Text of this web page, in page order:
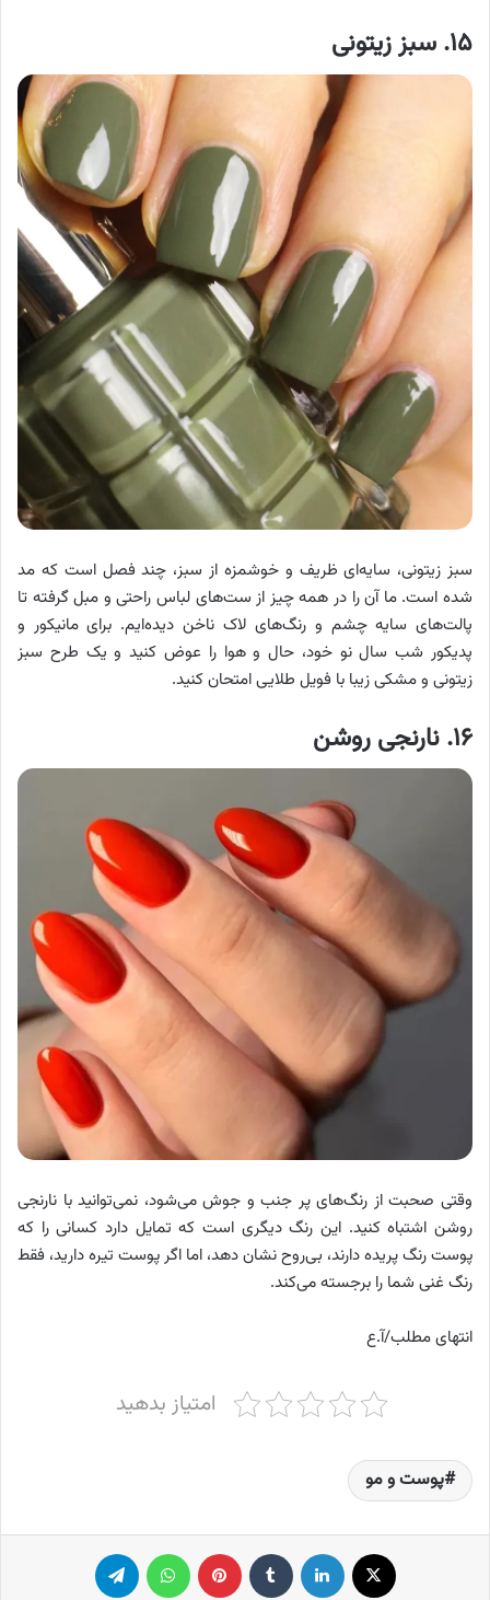
۱۵. سبز زیتونی
سبز زیتونی، سایه‌ای ظریف و خوشمزه از سبز، چند فصل است که مد
شده است. ما آن را در همه چیز از ست‌های لباس راحتی و مبل گرفته تا
پالت‌های سایه چشم و رنگ‌های لاک ناخن دیده‌ایم. برای مانیکور و
پدیکور شب سال نو خود، حال و هوا را عوض کنید و یک طرح سبز
زیتونی و مشکی زیبا با فویل طلایی امتحان کنید.
۱۶. نارنجی روشن
وقتی صحبت از رنگ‌های پر جنب و جوش می‌شود، نمی‌توانید با نارنجی
روشن اشتباه کنید. این رنگ دیگری است که تمایل دارد کسانی را که
پوست رنگ پریده دارند، بی‌روح نشان دهد، اما اگر پوست تیره دارید، فقط
رنگ غنی شما را برجسته می‌کند.
انتهای مطلب/آ.ع
امتیاز بدهید
پوست و مو
لینکدین ‫تامبلر پینترست